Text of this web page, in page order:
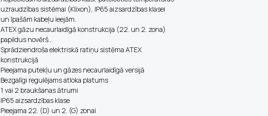
uzraudzības sistēmai (Klixon), IP65 aizsardzības klasei
un īpašām kabeļu ieejām.
ATEX gāzu necaurlaidīgā konstrukcija (22. un 2. zona)
papildus novērš...
Sprādziendroša elektriskā ratiņu sistēma ATEX
konstrukcijā
Pieejama putekļu un gāzes necaurlaidīgā versijā
Bezgalīgi regulējams atloka platums
1 vai 2 braukšanas ātrumi
IP65 aizsardzības klase
Pieejama 22. (D) un 2. (G) zonai